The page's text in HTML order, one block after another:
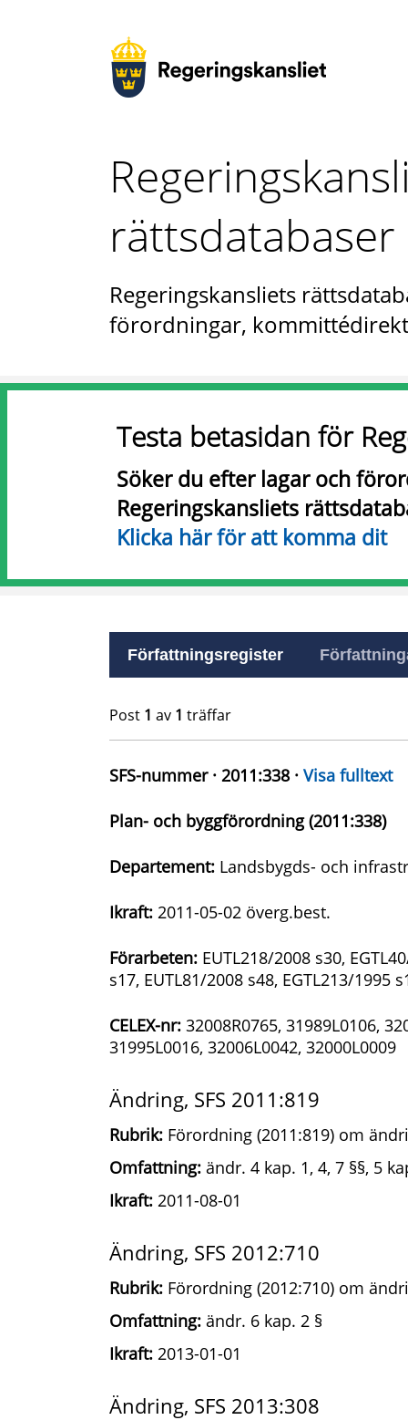
rättsdatabaser
Regeringskansliets
förordningar,
Testa betasidan för
Söker du efter lagar och
Regeringskansliets
Klicka här för att komma dit
Författningsregister
Post 1 av 1 träffar
SFS-nummer · 2011:338 · Visa fulltext
Plan- och byggförordning (2011:338)
Departement: Landsbygds- och
Ikraft: 2011-05-02 överg.best.
Förarbeten: EUTL218/2008 s30,
s17, EUTL81/2008 s48, EGTL213/1995
CELEX-nr: 32008R0765, 31989L0106,
31995L0016, 32006L0042, 32000L0009
Ändring, SFS 2011:819
Rubrik: Förordning (2011:819) om
Omfattning: ändr. 4 kap. 1, 4, 7 §§, 5
Ikraft: 2011-08-01
Ändring, SFS 2012:710
Rubrik: Förordning (2012:710) om
Omfattning: ändr. 6 kap. 2 §
Ikraft: 2013-01-01
Ändring, SFS 2013:308